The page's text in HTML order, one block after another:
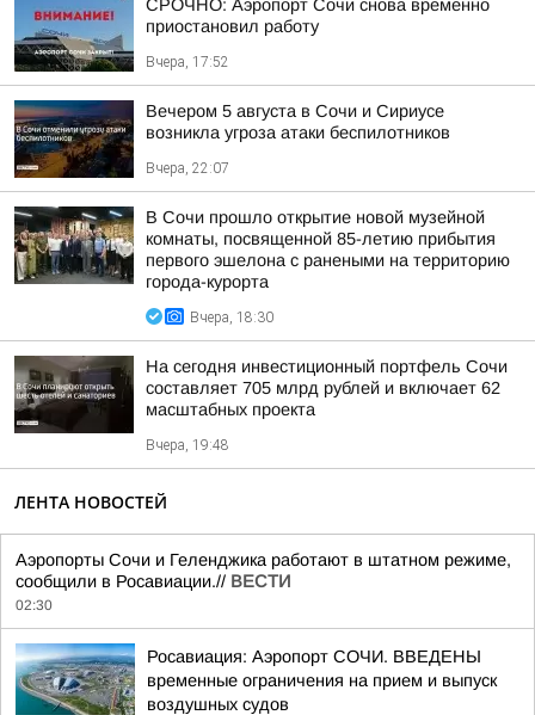
СРОЧНО: Аэропорт Сочи снова временно
приостановил работу
Вчера, 17:52
Вечером 5 августа в Сочи и Сириусе
возникла угроза атаки беспилотников
Вчера, 22:07
В Сочи прошло открытие новой музейной
комнаты, посвященной 85-летию прибытия
первого эшелона с ранеными на территорию
города-курорта
Вчера, 18:30
На сегодня инвестиционный портфель Сочи
составляет 705 млрд рублей и включает 62
масштабных проекта
Вчера, 19:48
ЛЕНТА НОВОСТЕЙ
Аэропорты Сочи и Геленджика работают в штатном режиме,
сообщили в Росавиации.// ВЕСТИ
02:30
Росавиация: Аэропорт СОЧИ. ВВЕДЕНЫ
временные ограничения на прием и выпуск
воздушных судов